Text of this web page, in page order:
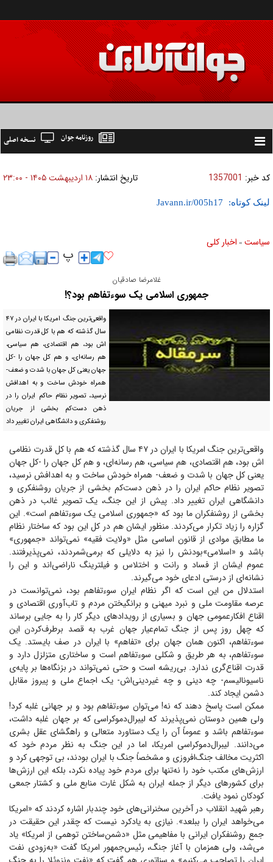
Toggle
نسخه اصلی روزنامه جوان
کد خبر: 1357001 تاریخ انتشار: ۱۸ ارديبهشت ۱۴۰۵ - ۲۳:۰۰
لینک کوتاه:
سیاست » اخبار کلی
غلامرضا صادقیان
جمهوری اسلامی یک سوء‌تفاهم بود؟!
واقعی‌ترین جنگ امریکا با ایران در ۴۷
سال گذشته که هم با کل قدرت نظامی
اش بود، هم اقتصادی، هم سیاسی،
هم رسانه‌ای، و هم کل جهان را -کل
جهان یعنی کل جهان با شدت و ضعف-
همراه خودش ساخت و به اهدافش
نرسید، تصویر نظام حاکم ایران را در
ذهن دست‌کم بخشی از جریان
روشنفکری و دانشگاهی ایران تغییر داد
واقعی‌ترین جنگ امریکا با ایران در ۴۷ سال گذشته که هم با کل قدرت نظامی
اش بود، هم اقتصادی، هم سیاسی، هم رسانه‌ای، و هم کل جهان را -کل جهان
یعنی کل جهان با شدت و ضعف- همراه خودش ساخت و به اهدافش نرسید،
تصویر نظام حاکم ایران را در ذهن دست‌کم بخشی از جریان روشنفکری و
دانشگاهی ایران تغییر داد. پیش از این جنگ، یک تصویر غالب در ذهن
بخشی از روشنفکران ما بود که «جمهوری اسلامی یک سوءتفاهم است». این
گزاره را زیاد تکرار می‌کردند. منظور ایشان هم در کل این بود که ساختار نظام
ما مطابق موادی از قانون اساسی مثل «ولایت فقیه» نمی‌تواند «جمهوری»
باشد و «اسلامی»‌بودنش را نیز به دلایلی که برمی‌شمردند، نمی‌پذیرفتند.
عموم ایشان از فساد و رانت و اختلاس و فیلترینگ ناراضی‌اند و این را
نشانه‌ای از درستی ادعای خود می‌گیرند.
استدلال من این است که اگر نظام ایران سوء‌تفاهم بود، نمی‌توانست در
عرصه مقاومت ملی و نبرد میهنی و برانگیختن مردم و تاب‌آوری اقتصادی و
اقناع افکارعمومی جهان و بسیاری از رویداد‌های دیگر کار را به جایی برساند
که چهل روز پس از جنگ تمام‌عیار جهان غرب به قصد برطرف‌کردن این
سوءتفاهم، اکنون همان جهان برای «تفاهم» با ایران در صف بایستد. یک
سوء‌تفاهم، به هر طریق و شکلی سوءتفاهم است و ساختاری متزلزل دارد و
قدرت اقناع‌گری ندارد. بی‌ریشه است و حتی نمی‌تواند در بزنگاه‌ها بر پایه‌ی
ناسیونالیسم- چه دینی و چه غیردینی‌اش- یک اجماع ملی و پیروز مقابل
دشمن ایجاد کند.
ممکن است پاسخ دهند که نه! می‌توان سوءتفاهم بود و بر جهانی غلبه کرد!
ولی همین دوستان نمی‌پذیرند که لیبرال‌دموکراسی که بر جهان غلبه داشت،
سوءتفاهم باشد و عموماً آن را یک دستاورد متعالی و راهگشای عقل بشری
می‌دانند. لیبرال‌دموکراسی امریکا، اما در این جنگ به نظر مردم خود که
اکثریت مخالف جنگ‌افروزی و مشخصاً جنگ با ایران بودند، بی توجهی کرد و
ارزش‌های مکتب خود را نه‌تنها برای مردم خود پیاده نکرد، بلکه این ارزش‌ها
برای کشور‌های دیگر از جمله ایران به شکل غارت منابع ملی و کشتار جمعی
کودکان نمود یافت.
رهبر شهید انقلاب در آخرین سخنرانی‌های خود چندبار اشاره کردند که «امریکا
می‌خواهد ایران را ببلعد». نیازی به یادکرد نیست که چقدر این حقیقت در
جمع روشنفکران ایرانی با مفاهیمی مثل «دشمن‌ساختن توهمی از امریکا» یاد
می‌شد، ولی همزمان با آغاز جنگ، رئیس‌جمهور امریکا گفت «به‌زودی نفت